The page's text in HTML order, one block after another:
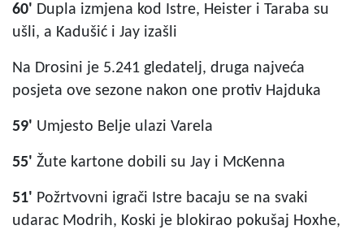
60' Dupla izmjena kod Istre, Heister i Taraba su
ušli, a Kadušić i Jay izašli
Na Drosini je 5.241 gledatelj, druga najveća
posjeta ove sezone nakon one protiv Hajduka
59' Umjesto Belje ulazi Varela
55' Žute kartone dobili su Jay i McKenna
51' Požrtvovni igrači Istre bacaju se na svaki
udarac Modrih, Koski je blokirao pokušaj Hoxhe,